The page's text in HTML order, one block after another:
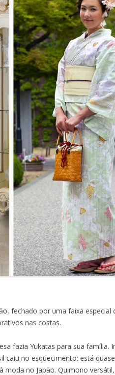
fechado por uma faixa especial
nas costas.
fazia Yukatas para sua família.
caiu no esquecimento; está
no Japão. Quimono